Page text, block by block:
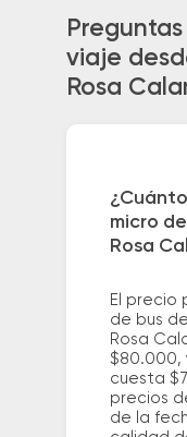
viaje
Rosa
micro
Rosa
El precio
de bus
Rosa
$80.000,
cuesta
precios
de la